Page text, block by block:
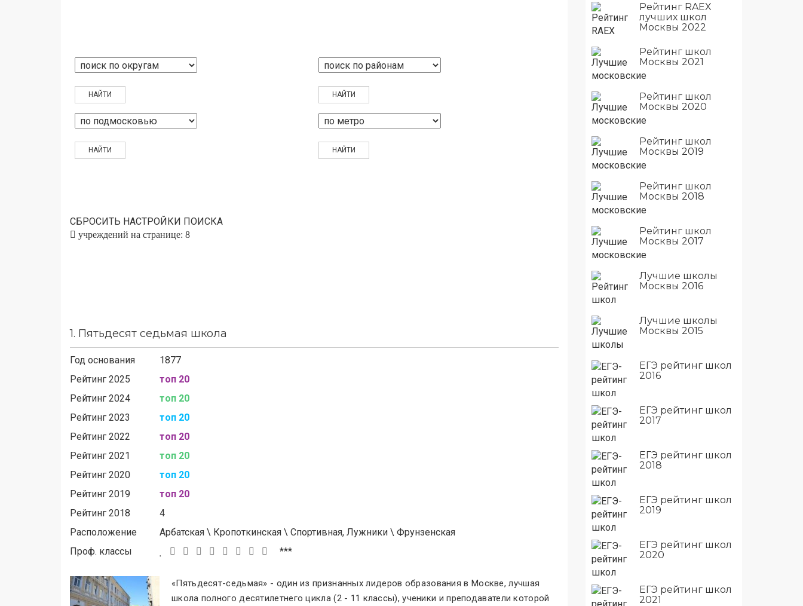
СБРОСИТЬ НАСТРОЙКИ ПОИСКА
учреждений на странице: 8
1. Пятьдесят седьмая школа
Год основания
1877
Рейтинг 2025
топ 20
Рейтинг 2024
топ 20
Рейтинг 2023
топ 20
Рейтинг 2022
топ 20
Рейтинг 2021
топ 20
Рейтинг 2020
топ 20
Рейтинг 2019
топ 20
Рейтинг 2018
4
Расположение
Арбатская \ Кропоткинская \ Спортивная, Лужники \ Фрунзенская
Проф. классы
***
«Пятьдесят-седьмая» - один из признанных лидеров образования в Москве, лучшая
школа полного десятилетнего цикла (2 - 11 классы), ученики и преподаватели которой
Рейтинг RAEX
лучших школ
Москвы 2022
Рейтинг школ
Москвы 2021
Рейтинг школ
Москвы 2020
Рейтинг школ
Москвы 2019
Рейтинг школ
Москвы 2018
Рейтинг школ
Москвы 2017
Лучшие школы
Москвы 2016
Лучшие школы
Москвы 2015
ЕГЭ рейтинг школ
2016
ЕГЭ рейтинг школ
2017
ЕГЭ рейтинг школ
2018
ЕГЭ рейтинг школ
2019
ЕГЭ рейтинг школ
2020
ЕГЭ рейтинг школ
2021